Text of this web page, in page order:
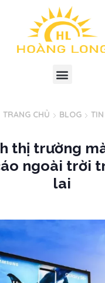
TRANG CHỦ BLOG
thị trường
ngoài trời
lai